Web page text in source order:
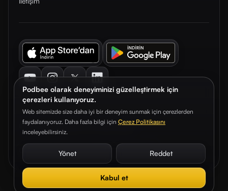
Podbee olarak deneyiminizi güzelleştirmek için
çerezleri kullanıyoruz.
Web sitemizde size daha iyi bir deneyim sunmak için çerezlerden
faydalanıyoruz. Daha fazla bilgi için Çerez Politikasını
inceleyebilirsiniz.
Yönet Reddet
Kabul et
© 2026. Podbee Media. Tüm hakları saklıdır.
Çerez TercihleriAydınlatma Metni Gizlilik Sözleşmesi